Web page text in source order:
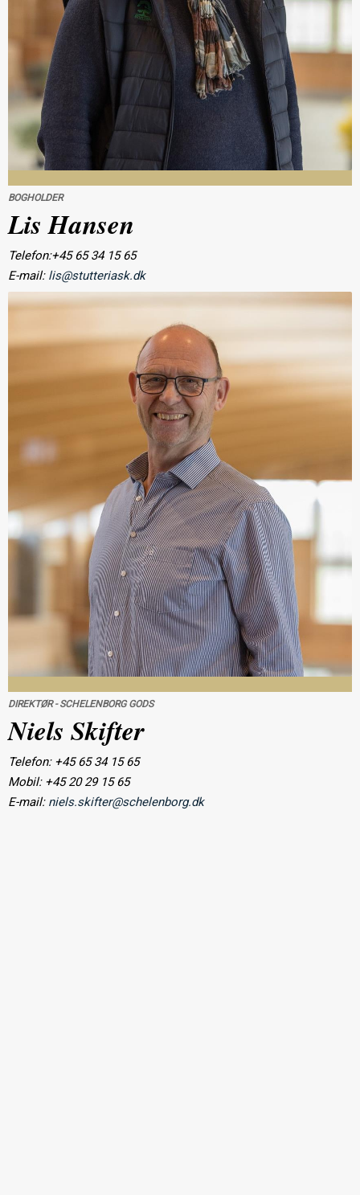
BOGHOLDER
Lis Hansen
Telefon:+45 65 34 15 65
E-mail: lis@stutteriask.dk
DIREKTØR - SCHELENBORG GODS
Niels Skifter
Telefon: +45 65 34 15 65
Mobil: +45 20 29 15 65
E-mail: niels.skifter@schelenborg.dk